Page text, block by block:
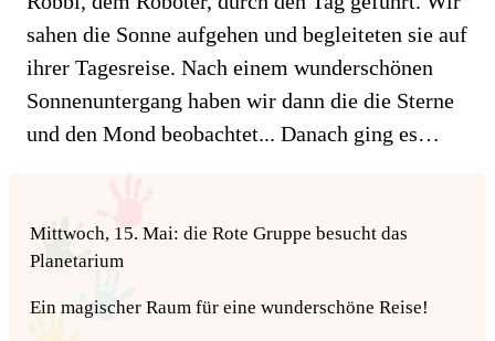
sahen die Sonne aufgehen und begleiteten sie auf
ihrer Tagesreise. Nach einem wunderschönen
Sonnenuntergang haben wir dann die die Sterne
und den Mond beobachtet... Danach ging es…
Mittwoch, 15. Mai: die Rote Gruppe besucht das
Planetarium
Ein magischer Raum für eine wunderschöne Reise!